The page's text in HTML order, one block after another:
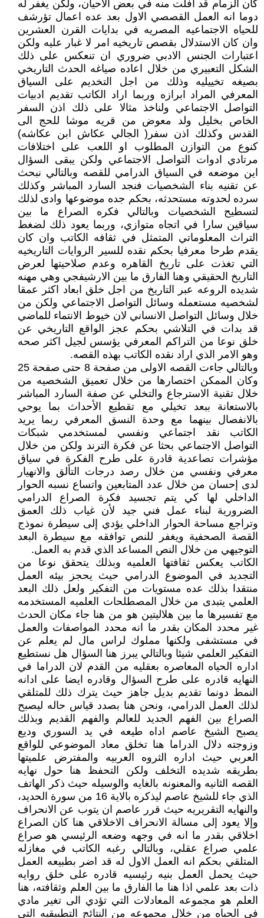
كان الزمام قد افلت منه في بعض الاحيان، ولكن يغفر له
دوما انه العمل القصصي الاول بعد عده اعمال تؤرشف
للحياه الاجتماعيه المصريه في بدايات القرن العشرين
وان كان الاستدلال بقصص تاريخيه امر لا غبار عليه ولكن
اعتبارات الجنس الادبي ضروري ان تنعكس على ذلك
الشكل التعبيري من خلال اعاده صياغه الحدث التاريخي
بصيغه تخييليه وذلك من اجل التخديم على السياق
المعرفي المراد ابرازه وربما اراد الكاتب تقديم ادبيات
التواصل الاجتماعي ولناخذ مثالا على ذلك اذن السفر
الخاص بخليل ولد معوض من قريه موشا للحج الى
القدس وكذلك اذن سفر( الجالي عكاش ابن عكاشه)
كنوع من التوازن المطلوب او اللعب على اختلافات
مرتادي ادوات التواصل الاجتماعي ولكن يبقى السؤال
اين موضعه في السياق الدرامي للقصه وبالتالي نبحث
عن تقنيه بناء الشخصيات فنجد السارد المباشر وكذلك
سرده لحدوته مستحدثه، بحكم جده موضوعها وادى لذلك
لتسطيح الشخصيات وبالتالي فكره الصراع ما بين
سياقين سارا في اتجاه متوازي، وربما يعود ذلك لضغط
التراث المعلوماتي المتمثل في ثقافه الكاتب وان كان
يقدم طرحا معرفيا بحكم نقده للسير الروايات التاريخيه
التي تغذت على تاريخ القاهره وعدم صلاحيتها لعرض
التاريخ الحقيقي وهنا الفارق ما بين الارشيفجي وهي مهنه
شديده الروعه عبر التاريخ من اجل خلق ابعاد اكثر عمقا
لشخصيه مستعمله وسائل التواصل الاجتماعي ولكن من
خلال وسائل التواصل الانساني لان خيوط الانتماء للماضي
قد بدات في التلاشي بحكم عجز الواقع التاريخي عن
خلق نوعا من التراكم المعرفي يؤسس لجيل اكثر صحه
وهو الامر الذي اراد نقده الكاتب بهذه القصه.
وبالتالي جاءت القصه الاولى من صفحة 8 حتى صفحة 25
وكان الممكن اختصارها من خلال تعميق الشخصيه من
خلال تقنية الاسترجاع والتخلي عن صفة السارد المباشر
بالاستعانة ببعد تخيلي مع تقطيع الأحداث بما يوحي
بالانفصال بينهما مع وحدة النسق المعرفي ربما يريد
الكاتب نقد اجتماعي ونفسي لمستخدمي شبكات
التواصل الاجتماعي بحثا عن فكرة الترند ولكن من خلال
مؤشرات تصاعدية قادرة على طرح الفكرة في سياق
معرفي ونفسي من خلال رصد درجات التألق والانهيار
لدى إحسان من خلال عدد المتابعين واتساع نسبه الحوار
الداخلي لها كي يتم تجسيد فكرة الصراع الدرامي
الضرورية لبناء عمل فني جيد لأن غياب ذلك العمق
وتراجع مساحة الحوار الداخلي يؤدي إلى سيطرة نموذج
القصة الصحفية ويغفر للنص توافقه مع سيطرة البعد
التوجيهي من خلال النص المساعد الذي قدم به العمل.
الكاتب يعكس ثقافتها العلميه وبذلك يتحقق نوعا من
التجديد في الموضوع الدرامي حيث يحجز بيئه العمل
منتقدا بذلك عده مستويات من التفكير ولعل ذلك البعد
العلمي يتبدى من خلال المصطلحات العلميه المستخدمه
مع تفسيرها ما بين هلاليتين هو من هنا جاء مكان الحدث
غير محدد المكان بقدر ما انه محدد المواصفات والعمل
في مستشفى ولكنها مملوك لراس مال لم يعلم عن
التفكير العلمي شيئا وبالتالي يبرز هنا السؤال هل نستطيع
اداره الحياه المعاصره بعقليه من القدم لان الدراما في
النهايه قادره على طرح السؤال وقادره ايضا على ادانه
النمط دونما تقديم بديل جاهز حيث يترك ذلك للمتلقي
لذلك العمل الدرامي، ونحن هنا بصدد قياس حاله ليصبح
الصراع بين الفهم الجديد للعالم والفهم القديم وبذلك
يصبح الشيخ عاصم اداه طيعه في يد السوري وديع
وزوجته دلال الدراما هنا تخلق معاد الموضوعي للواقع
العربي حيث اداره الثروه العربيه والمفترض علميتها
بطريقه شديده التخلف ولكن التحفظ هنا حول نهايه
القصه الثانيه والمعنونه بالغايه والوسيله حيث ذكر الهاتف
الذي جاء للشيخ عاصم ليذكره بالاية 16 من سورة الحديد،
والنهايه التقريريه حيث قرر عاصم ان يتوب عن الانحراف
وإلا يعود إلى مسالة الانحراف الاخلاقي هنا كان الصراع
اخلاقي بقدر ما انه في وجهه وضعه الرئيسي هو صراع
علمي صراع عقلي، وبالتالي رغبه الكاتب في مغازله
المتلقي بحكم انه العمل الاول له قد اضر بطبيعه العمل
حيث يحمل العمل بنيه رئيسيه قادره على خلق روايه
ذات بعد علمي اذا هنا ما الفارق ما بين العلم وثقافته، هنا
العلم هو مجموعه المعادلات التي تؤدي الى تغير مادي
في الحياه من خلال مجموعه من النتائج التطبيقيه التي